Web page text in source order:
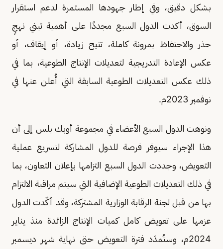
بشكل دقيق، وفي إطار جهودها المستمرة لدعم استقرار
السوق، أكدت الدول السبع مجددًا على أهمية تبني نهجٍ
حذر والاحتفاظ بمرونة كاملة، تتيح زيادة، أو إيقاف، أو
عكس الإعادة التدريجية لتعديلات الإنتاج الطوعية، بما في
ذلك عكس التعديلات الطوعية السابقة التي أُعلن عنها في
نوفمبر 2023م.
ونوهت الدول السبع الأعضاء في مجموعة أوبك بلس إلى أن
هذا الإجراء سيوفر فرصة للدول المشاركة لتسريع عملية
التعويض، وجددت الدول السبع التزامها بإعلان التعاون، بما
في ذلك التعديلات الطوعية الإضافية التي سيتم مراقبة الالتزام
بها من قبل لجنة الرقابة الوزارية المشتركة، وقد أكّدت الدول
عزمها على تعويض كامل كميات الإنتاج الزائدة منذ يناير
2024م، وستُمدَد فترة التعويض حتى نهاية شهر ديسمبر